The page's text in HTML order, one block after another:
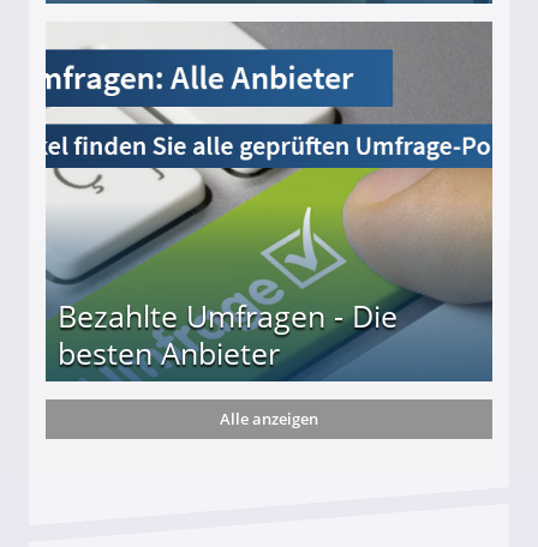
und wie viel?
Bezahlte Umfragen - Die
besten Anbieter
Alle anzeigen